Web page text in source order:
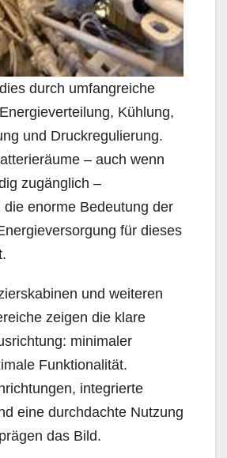
durch umfangreiche
Kühlung,
und Druckregulierung.
– auch wenn
zugänglich –
die enorme Bedeutung der
für dieses
und weiteren
zeigen die klare
minimaler
Funktionalität.
integrierte
eine durchdachte Nutzung
das Bild.